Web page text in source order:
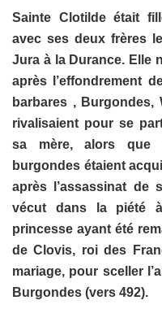
Sainte Clotilde était
avec ses deux frères
Jura à la Durance. Elle
après l’effondrement
barbares , Burgondes,
rivalisaient pour se
sa mère, alors que
burgondes étaient
après l’assassinat de
vécut dans la piété
princesse ayant été
de Clovis, roi des
mariage, pour sceller
Burgondes (vers 492).